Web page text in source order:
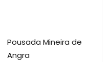
Pousada Mineira de
Angra